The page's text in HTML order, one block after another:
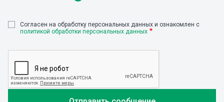
Cогласен на обработку персональных данных и ознакомлен с
политикой обработки персональных данных